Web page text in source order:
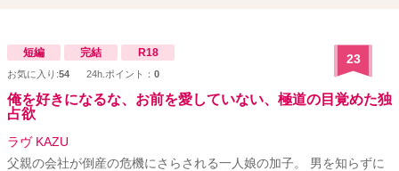
短編 完結 R18
お気に入り:54 24h.ポイント： 0
23
俺を好きになるな、お前を愛していない、極道の目覚めた独
占欲
ラヴ KAZU
父親の会社が倒産の危機にさらされる一人娘の加子。 男を知らずに